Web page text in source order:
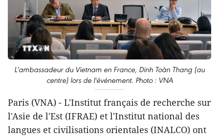
L'ambassadeur du Vietnam en France, Dinh Toàn Thang (au
centre) lors de l'événement. Photo : VNA
Paris (VNA) - L'Institut français de recherche sur
l'Asie de l'Est (IFRAE) et l'Institut national des
langues et civilisations orientales (INALCO) ont